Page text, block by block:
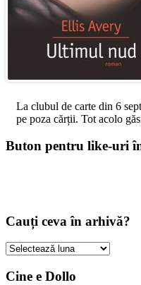
La clubul de carte din 6
pe poza cărții. Tot acolo
Buton pentru like-uri
Cauți ceva în arhivă?
Cauți
în
Cine e Dollo